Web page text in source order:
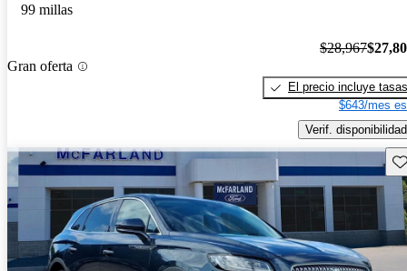
99 millas
Gran oferta
$28,967
El precio incluye tasas
$643/mes
Verif. disponibilidad